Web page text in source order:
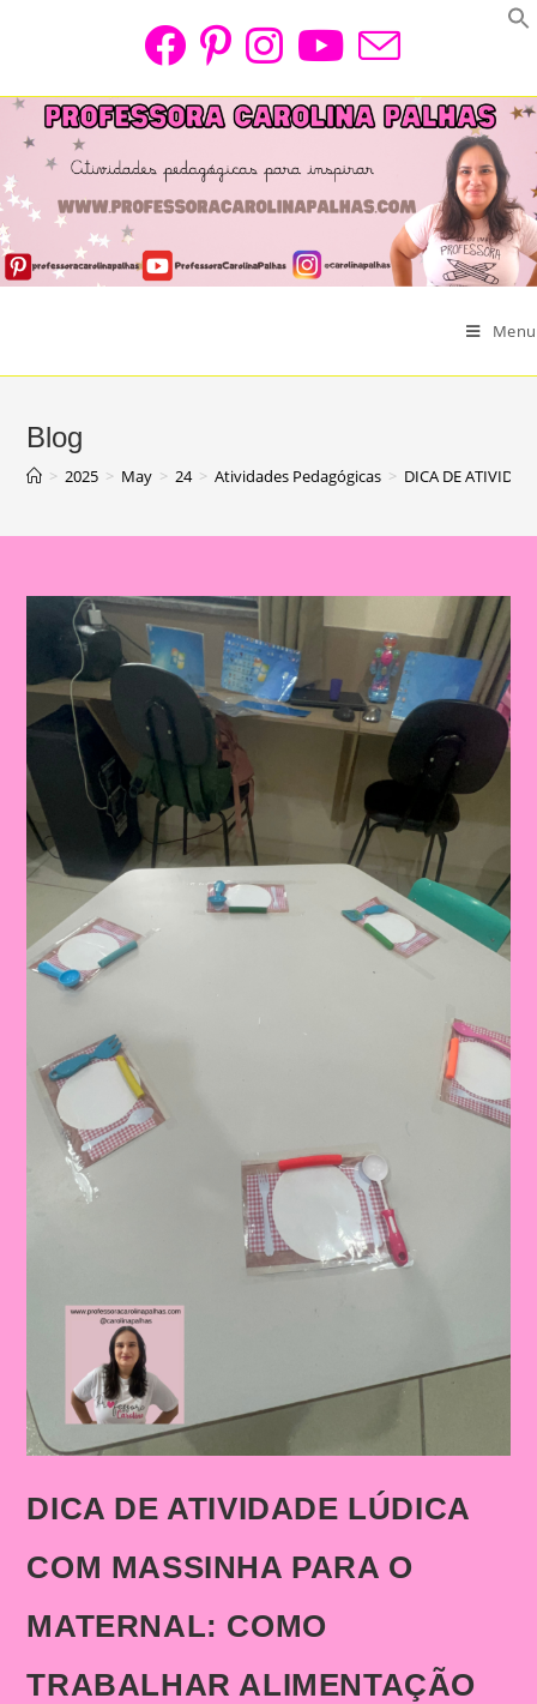
Menu
Blog
> 2025 > May > 24 > Atividades Pedagógicas > DICA DE
DICA DE ATIVIDADE LÚDICA
COM MASSINHA PARA O
MATERNAL: COMO
TRABALHAR ALIMENTAÇÃO